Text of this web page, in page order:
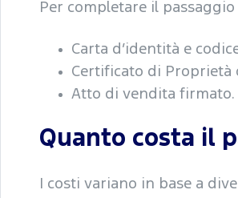
Per completare il
Carta d’identità e
Certificato di Proprietà
Atto di vendita firmato.
Quanto costa il
I costi variano in base a